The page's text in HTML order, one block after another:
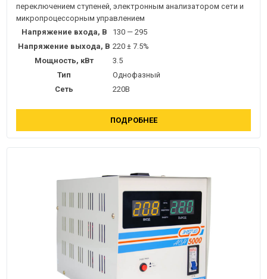
переключением ступеней, электронным анализатором сети и
микропроцессорным управлением
Напряжение входа, В
130 — 295
Напряжение выхода, В 220 ± 7.5%
Мощность, кВт
3.5
Тип
Однофазный
Сеть
220В
ПОДРОБНЕЕ